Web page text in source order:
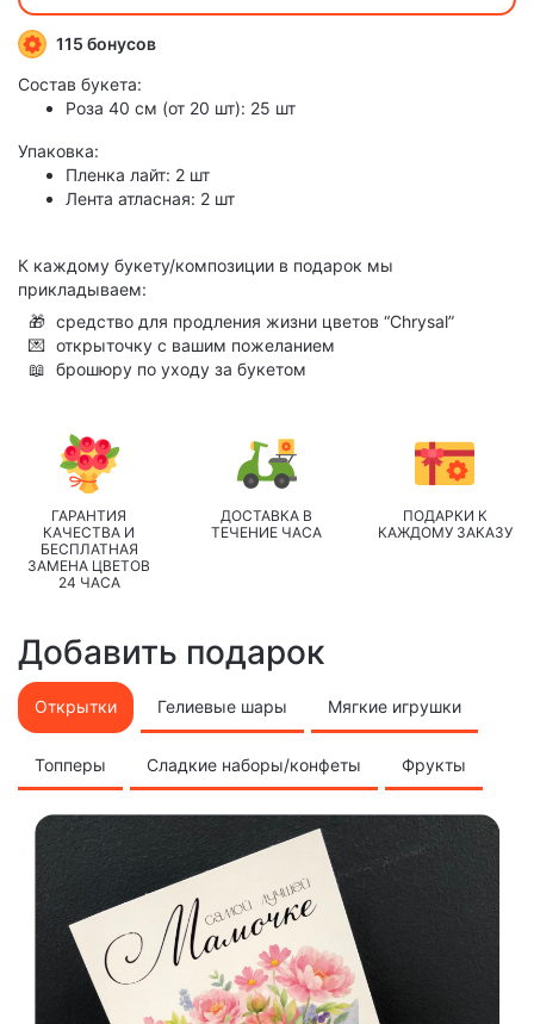
115 бонусов
Состав букета:
Роза 40 см (от 20 шт): 25 шт
Упаковка:
Пленка лайт: 2 шт
Лента атласная: 2 шт
К каждому букету/композиции в подарок мы
прикладываем:
🎁 средство для продления жизни цветов “Chrysal”
💌 открыточку с вашим пожеланием
📖 брошюру по уходу за букетом
ГАРАНТИЯ
КАЧЕСТВА И
БЕСПЛАТНАЯ
ЗАМЕНА ЦВЕТОВ
24 ЧАСА
ДОСТАВКА В
ТЕЧЕНИЕ ЧАСА
ПОДАРКИ К
КАЖДОМУ ЗАКАЗУ
Добавить подарок
Открытки Гелиевые шары Мягкие игрушки
Топперы Сладкие наборы/конфеты Фрукты